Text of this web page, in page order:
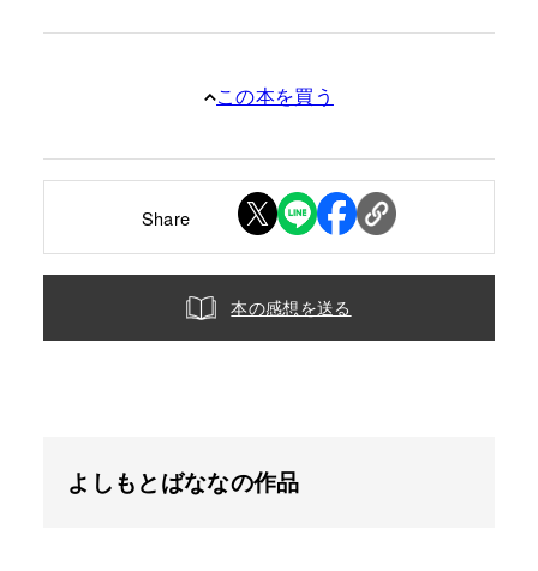
この本を買う
Share
本の感想を送る
よしもとばななの作品